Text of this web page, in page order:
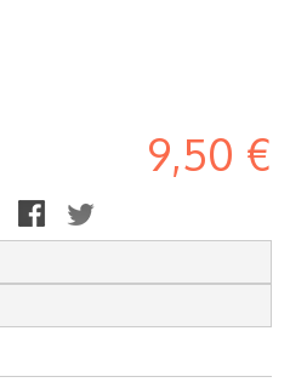
9,50 €